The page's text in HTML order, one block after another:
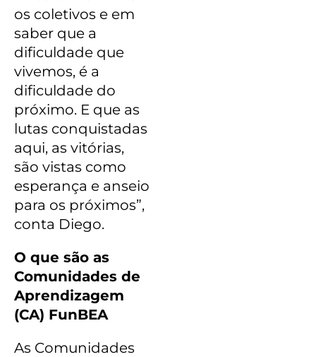
os coletivos e em
saber que a
dificuldade que
vivemos, é a
dificuldade do
próximo. E que as
lutas conquistadas
aqui, as vitórias,
são vistas como
esperança e anseio
para os próximos”,
conta Diego.
O que são as
Comunidades de
Aprendizagem
(CA) FunBEA
As Comunidades